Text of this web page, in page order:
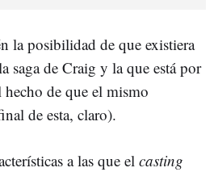
la posibilidad de que existiera
saga de Craig y la que está por
de que el mismo
de esta, claro).
a las que el casting